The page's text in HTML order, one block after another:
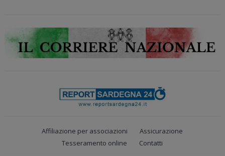
Affiliazione per associazioni
Assicurazione
Tesseramento online
Contatti